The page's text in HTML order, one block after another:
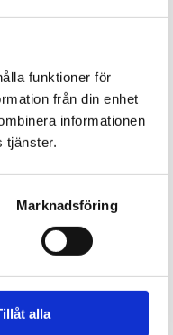
funktioner för
från din enhet
informationen
tjänster.
Marknadsföring
alla